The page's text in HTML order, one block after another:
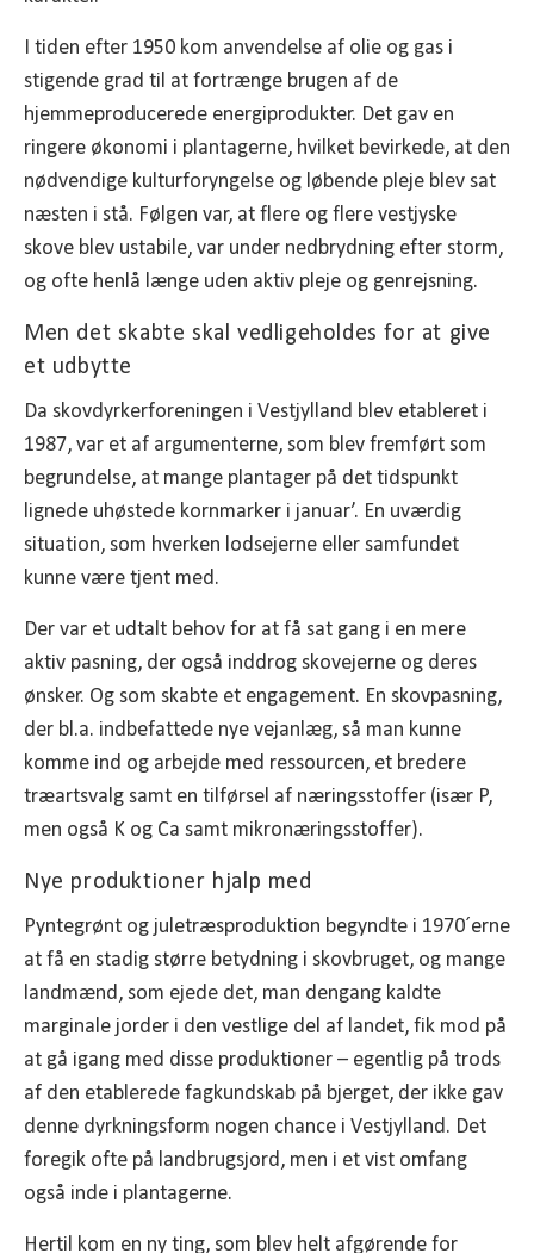
I tiden efter 1950 kom anvendelse af olie og gas i
stigende grad til at fortrænge brugen af de
hjemmeproducerede energiprodukter. Det gav en
ringere økonomi i plantagerne, hvilket bevirkede, at den
nødvendige kulturforyngelse og løbende pleje blev sat
næsten i stå. Følgen var, at flere og flere vestjyske
skove blev ustabile, var under nedbrydning efter storm,
og ofte henlå længe uden aktiv pleje og genrejsning.
Men det skabte skal vedligeholdes for at give
et udbytte
Da skovdyrkerforeningen i Vestjylland blev etableret i
1987, var et af argumenterne, som blev fremført som
begrundelse, at mange plantager på det tidspunkt
lignede uhøstede kornmarker i januar’. En uværdig
situation, som hverken lodsejerne eller samfundet
kunne være tjent med.
Der var et udtalt behov for at få sat gang i en mere
aktiv pasning, der også inddrog skovejerne og deres
ønsker. Og som skabte et engagement. En skovpasning,
der bl.a. indbefattede nye vejanlæg, så man kunne
komme ind og arbejde med ressourcen, et bredere
træartsvalg samt en tilførsel af næringsstoffer (især P,
men også K og Ca samt mikronæringsstoffer).
Nye produktioner hjalp med
Pyntegrønt og juletræsproduktion begyndte i 1970´erne
at få en stadig større betydning i skovbruget, og mange
landmænd, som ejede det, man dengang kaldte
marginale jorder i den vestlige del af landet, fik mod på
at gå igang med disse produktioner – egentlig på trods
af den etablerede fagkundskab på bjerget, der ikke gav
denne dyrkningsform nogen chance i Vestjylland. Det
foregik ofte på landbrugsjord, men i et vist omfang
også inde i plantagerne.
Hertil kom en ny ting, som blev helt afgørende for